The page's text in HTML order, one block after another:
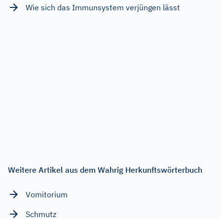
Wie sich das Immunsystem verjüngen lässt
Weitere Artikel aus dem Wahrig Herkunftswörterbuch
Vomitorium
Schmutz